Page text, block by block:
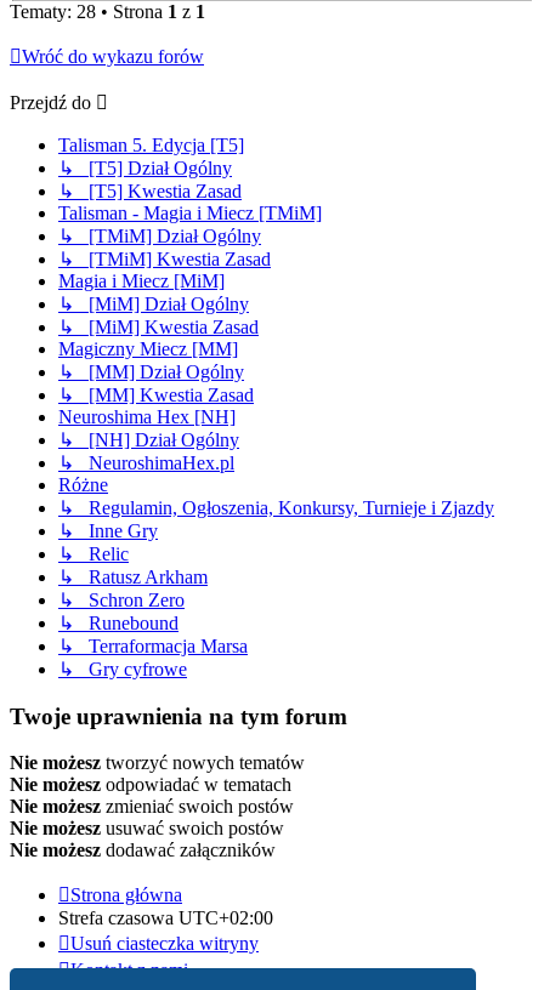
Tematy: 28 • Strona 1 z 1
Wróć do wykazu forów
Przejdź do
Talisman 5. Edycja [T5]
↳ [T5] Dział Ogólny
↳ [T5] Kwestia Zasad
Talisman - Magia i Miecz [TMiM]
↳ [TMiM] Dział Ogólny
↳ [TMiM] Kwestia Zasad
Magia i Miecz [MiM]
↳ [MiM] Dział Ogólny
↳ [MiM] Kwestia Zasad
Magiczny Miecz [MM]
↳ [MM] Dział Ogólny
↳ [MM] Kwestia Zasad
Neuroshima Hex [NH]
↳ [NH] Dział Ogólny
↳ NeuroshimaHex.pl
Różne
↳ Regulamin, Ogłoszenia, Konkursy, Turnieje i Zjazdy
↳ Inne Gry
↳ Relic
↳ Ratusz Arkham
↳ Schron Zero
↳ Runebound
↳ Terraformacja Marsa
↳ Gry cyfrowe
Twoje uprawnienia na tym forum
Nie możesz tworzyć nowych tematów
Nie możesz odpowiadać w tematach
Nie możesz zmieniać swoich postów
Nie możesz usuwać swoich postów
Nie możesz dodawać załączników
Strona główna
Strefa czasowa UTC+02:00
Usuń ciasteczka witryny
Kontakt z nami